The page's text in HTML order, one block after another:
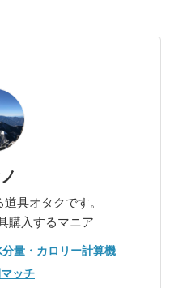
具オタクです。
購入するマニア
分量・カロリー計算機
ッチ